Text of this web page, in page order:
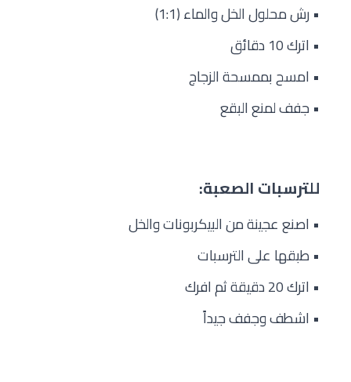
• رش محلول الخل والماء (1:1)
• اترك 10 دقائق
• امسح بممسحة الزجاج
• جفف لمنع البقع
للترسبات الصعبة:
• اصنع عجينة من البيكربونات والخل
• طبقها على الترسبات
• اترك 20 دقيقة ثم افرك
• اشطف وجفف جيداً